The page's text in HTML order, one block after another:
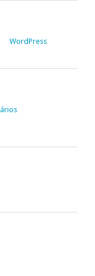
WordPress